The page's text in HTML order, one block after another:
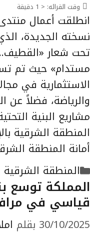
وقت القرائه: < 1 دقيقة
انطلقت أعمال
نسخته الجديدة،
تحت شعار
مستدام» حيث تم
الاستثمارية في
والرياضة، فضلاً عن
مشاريع البنية
المنطقة الشرقية
أمانة المنطقة
التصنيفات
المنطقة الشرقية
المملكة توسع
قياسي في
30/10/2025 بقلم